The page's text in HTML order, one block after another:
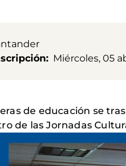
Miércoles, 05
de educación se
de las Jornadas